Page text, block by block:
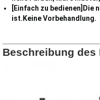
[Einfach zu
ist.Keine Vorbehandlung.
Beschreibung des